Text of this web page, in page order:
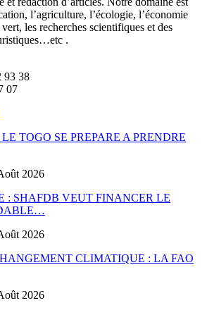
l’agriculture, l’écologie, l’économie
les recherches scientifiques et des
.
93 38
07
TOGO SE PREPARE A PRENDRE
2026
: SHAFDB VEUT FINANCER LE
2026
CLIMATIQUE : LA FAO
2026